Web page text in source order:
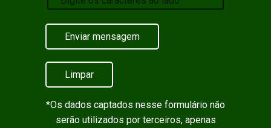
Enviar mensagem
Limpar
*Os dados captados nesse formulário não
serão utilizados por terceiros, apenas